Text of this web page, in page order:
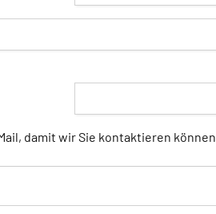
damit wir Sie kontaktieren können.